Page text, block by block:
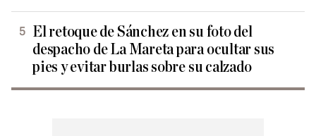
El retoque de Sánchez en su foto del
despacho de La Mareta para ocultar sus
pies y evitar burlas sobre su calzado